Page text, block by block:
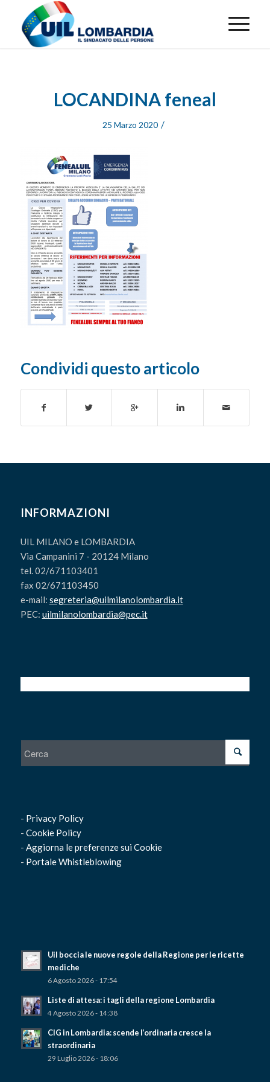
LOCANDINA feneal
25 Marzo 2020 /
Condividi questo articolo
INFORMAZIONI
UIL MILANO e LOMBARDIA
Via Campanini 7 - 20124 Milano
tel. 02/671103401
fax 02/671103450
e-mail: segreteria@uilmilanolombardia.it
PEC: uilmilanolombardia@pec.it
- Privacy Policy
- Cookie Policy
- Aggiorna le preferenze sui Cookie
- Portale Whistleblowing
Uil boccia le nuove regole della Regione per le ricette
mediche
6 Agosto 2026 - 17:54
Liste di attesa: i tagli della regione Lombardia
4 Agosto 2026 - 14:38
CIG in Lombardia: scende l’ordinaria cresce la
straordinaria
29 Luglio 2026 - 18:06